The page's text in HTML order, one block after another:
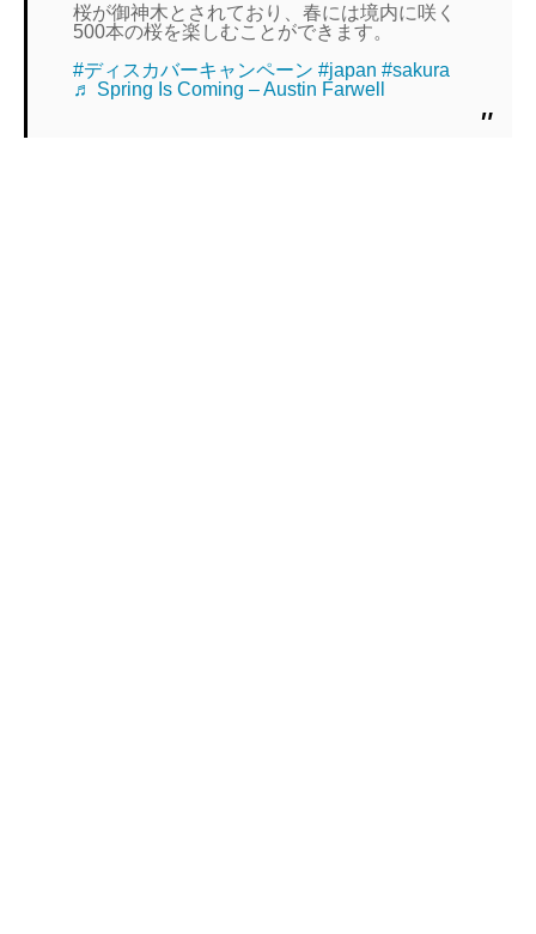
桜が御神木とされており、春には境内に咲く
500本の桜を楽しむことができます。
#ディスカバーキャンペーン #japan #sakura
♬ Spring Is Coming – Austin Farwell